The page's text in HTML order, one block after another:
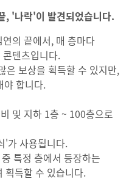
, '나락'이 발견되었습니다.
의 끝에서, 매 층마다
텐츠입니다.
은 보상을 획득할 수 있지만,
야 합니다.
및 지하 1층 ~ 100층으로
'가 사용됩니다.
특정 층에서 등장하는
획득할 수 있습니다.